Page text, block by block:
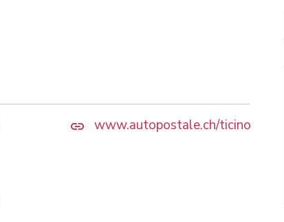
www.autopostale.ch/ticino